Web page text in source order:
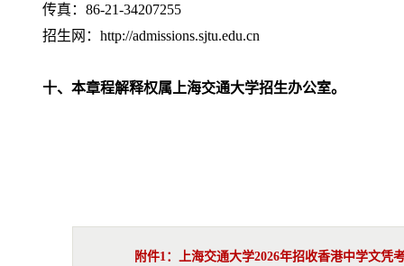
传真：86-21-34207255
招生网：http://admissions.sjtu.edu.cn
十、本章程解释权属上海交通大学招生办公室。
附件1：上海交通大学2026年招收香港中学文凭